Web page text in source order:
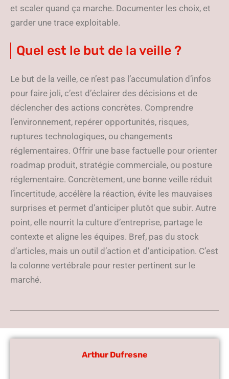
et scaler quand ça marche. Documenter les choix, et
garder une trace exploitable.
Quel est le but de la veille ?
Le but de la veille, ce n’est pas l’accumulation d’infos
pour faire joli, c’est d’éclairer des décisions et de
déclencher des actions concrètes. Comprendre
l’environnement, repérer opportunités, risques,
ruptures technologiques, ou changements
réglementaires. Offrir une base factuelle pour orienter
roadmap produit, stratégie commerciale, ou posture
réglementaire. Concrètement, une bonne veille réduit
l’incertitude, accélère la réaction, évite les mauvaises
surprises et permet d’anticiper plutôt que subir. Autre
point, elle nourrit la culture d’entreprise, partage le
contexte et aligne les équipes. Bref, pas du stock
d’articles, mais un outil d’action et d’anticipation. C’est
la colonne vertébrale pour rester pertinent sur le
marché.
Arthur Dufresne